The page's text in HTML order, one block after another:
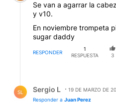
Se van a agarrar la
y v10.
En noviembre trompeta
sugar daddy
RESPONDER
1
RESPUESTA
3
SL Sergio L
19 DE MARZO DE
Responder a Juan Perez